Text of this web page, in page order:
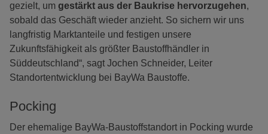
gezielt, um gestärkt aus der Baukrise hervorzugehen,
sobald das Geschäft wieder anzieht. So sichern wir uns
langfristig Marktanteile und festigen unsere
Zukunftsfähigkeit als größter Baustoffhändler in
Süddeutschland“, sagt Jochen Schneider, Leiter
Standortentwicklung bei BayWa Baustoffe.
Pocking
Der ehemalige BayWa-Baustoffstandort in Pocking wurde